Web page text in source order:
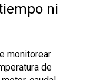
ni
monitorear
de